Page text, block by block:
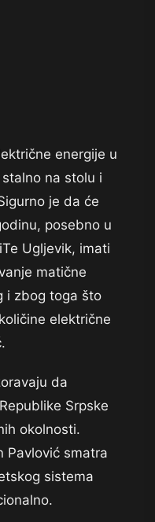
energije u
na stolu i
je da će
posebno u
Ugljevik, imati
matične
i zbog toga što
električne
da
Srpske
okolnosti.
Pavlović smatra
sistema